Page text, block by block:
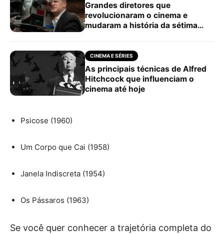
Grandes diretores que
revolucionaram o cinema e
mudaram a história da sétima
CINEMA E SÉRIES
As principais técnicas de Alfred
Hitchcock que influenciam o
cinema até hoje
Psicose (1960)
Um Corpo que Cai (1958)
Janela Indiscreta (1954)
Os Pássaros (1963)
Se você quer conhecer a trajetória completa do